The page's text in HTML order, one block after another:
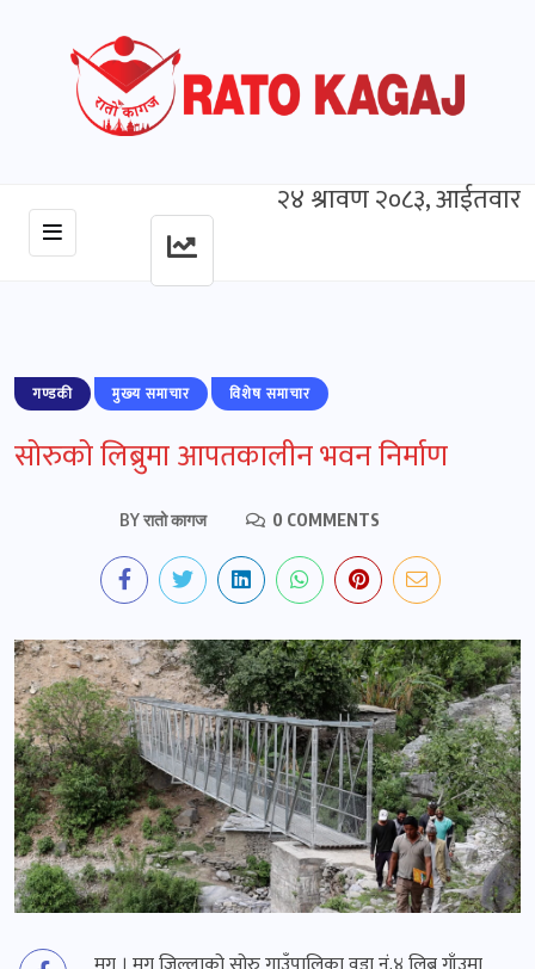
२४ श्रावण २०८३, आईतवार
गण्डकी मुख्‍य समाचार विशेष समाचार
सोरुको लिब्रुमा आपतकालीन भवन निर्माण
BYरातो कागज 0 COMMENTS